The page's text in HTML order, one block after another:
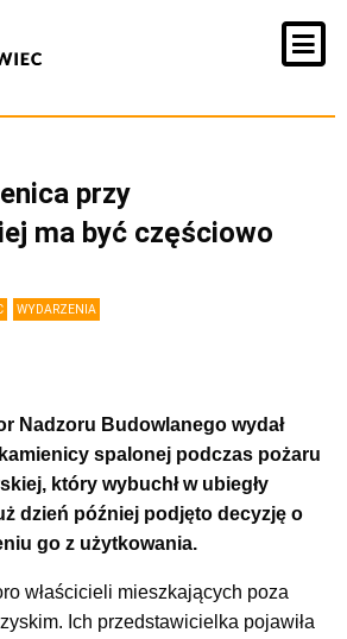
przy
ma być częściowo
WYDARZENIA
Nadzoru Budowlanego wydał
spalonej podczas pożaru
który wybuchł w ubiegły
dzień później podjęto decyzję o
go z użytkowania.
właścicieli mieszkających poza
Ich przedstawicielka pojawiła